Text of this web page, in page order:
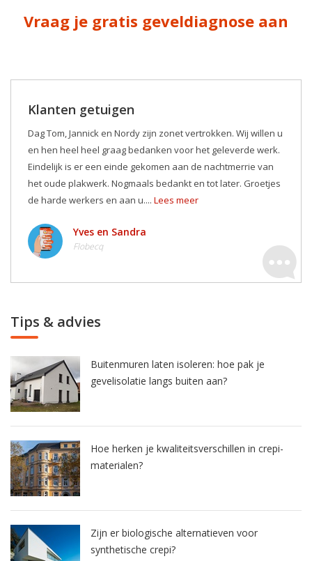
Vraag je gratis geveldiagnose aan
Klanten getuigen
Dag Tom, Jannick en Nordy zijn zonet vertrokken. Wij willen u
en hen heel heel graag bedanken voor het geleverde werk.
Eindelijk is er een einde gekomen aan de nachtmerrie van
het oude plakwerk. Nogmaals bedankt en tot later. Groetjes
de harde werkers en aan u.... Lees meer
Yves en Sandra
Flobecq
Tips & advies
Buitenmuren laten isoleren: hoe pak je
gevelisolatie langs buiten aan?
Hoe herken je kwaliteitsverschillen in crepi-
materialen?
Zijn er biologische alternatieven voor
synthetische crepi?